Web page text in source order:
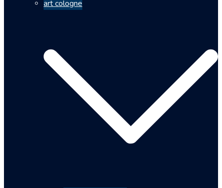
art cologne